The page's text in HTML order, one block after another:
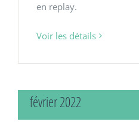
en replay.
Voir les détails
février 2022